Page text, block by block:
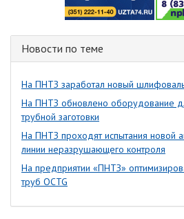
Новости по теме
На ПНТЗ заработал новый
На ПНТЗ обновлено оборудование
трубной заготовки
На ПНТЗ проходят испытания новой
линии неразрушающего контроля
На предприятии «ПНТЗ»
труб OCTG